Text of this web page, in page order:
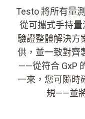
Testo 將所有量
從可攜式手持量
驗證整體解決方
供，並一致對齊
——從符合 GxP
一來，您可隨時
規——並